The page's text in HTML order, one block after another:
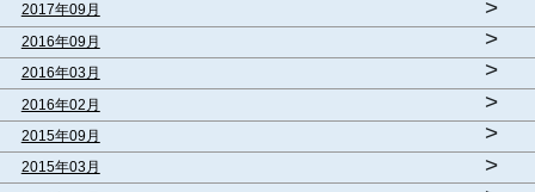
2017年09月 >
2016年09月 >
2016年03月 >
2016年02月 >
2015年09月 >
2015年03月 >